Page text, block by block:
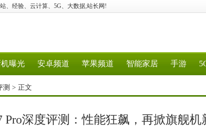
、经验、云计算、5G、大数据,站长网!
曝光 安卓频道 苹果频道 智能家居 手游
测 > 正文
Pro深度评测：性能狂飙，再掀旗舰机